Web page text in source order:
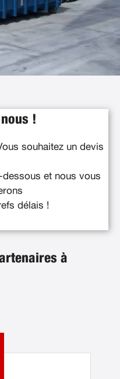
!
souhaitez un devis
et nous vous
délais !
à